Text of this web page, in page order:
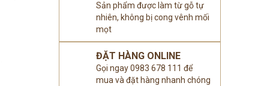
Sản phẩm được làm từ gỗ tự
nhiên, không bị cong vênh mối
mọt
ĐẶT HÀNG ONLINE
Gọi ngay 0983 678 111 để
mua và đặt hàng nhanh chóng